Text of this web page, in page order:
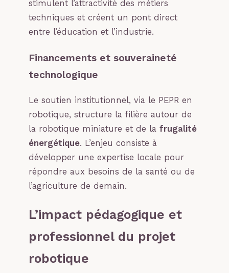
stimulent l’attractivité des métiers
techniques et créent un pont direct
entre l’éducation et l’industrie.
Financements et souveraineté
technologique
Le soutien institutionnel, via le PEPR en
robotique, structure la filière autour de
la robotique miniature et de la frugalité
énergétique. L’enjeu consiste à
développer une expertise locale pour
répondre aux besoins de la santé ou de
l’agriculture de demain.
L’impact pédagogique et
professionnel du projet
robotique